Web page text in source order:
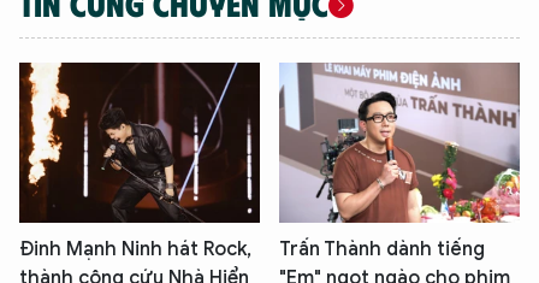
Đinh Mạnh Ninh hát Rock,
thành công cứu Nhà Hiển
Trấn Thành dành tiếng
"Em" ngọt ngào cho phim